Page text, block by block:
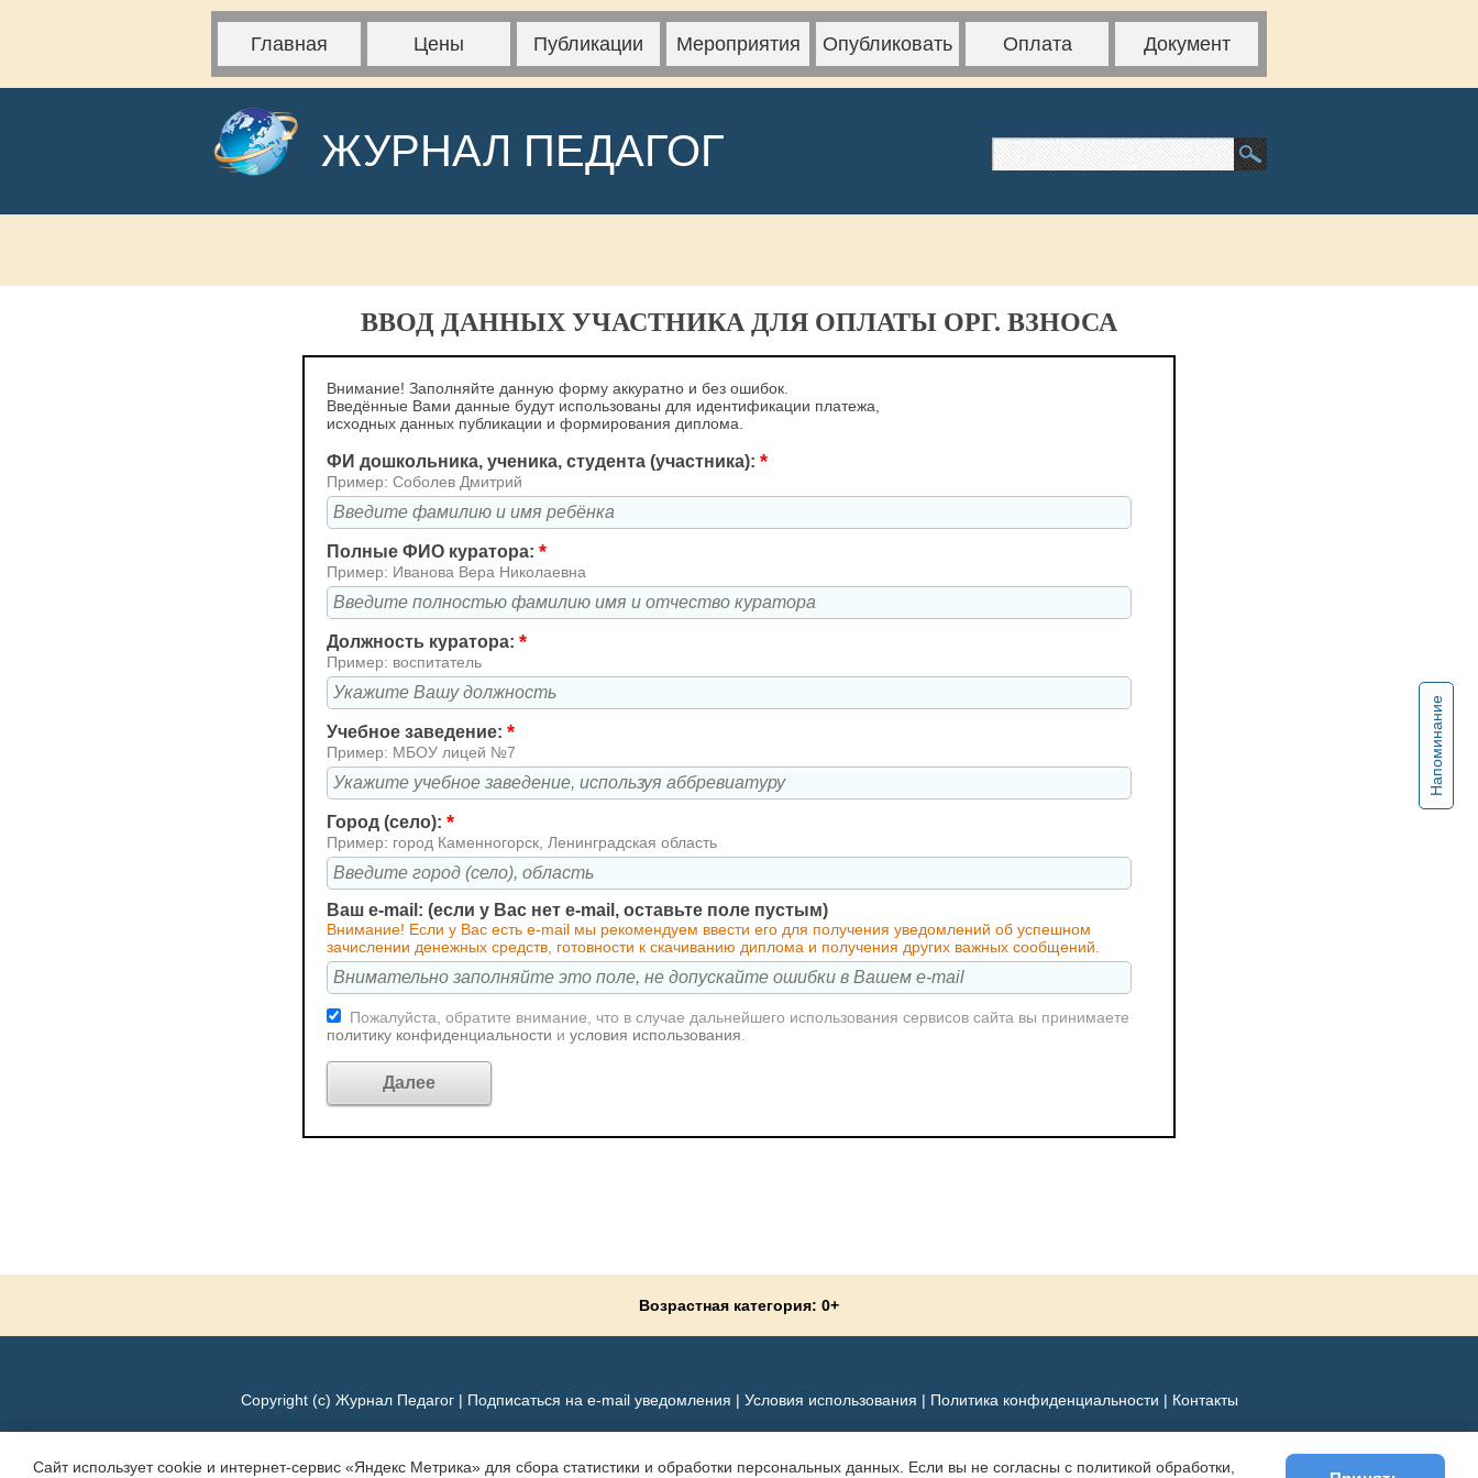
Главная Цены Публикации Мероприятия Опубликовать Оплата Документ
ЖУРНАЛ ПЕДАГОГ
Напоминание
ВВОД ДАННЫХ УЧАСТНИКА ДЛЯ ОПЛАТЫ ОРГ. ВЗНОСА
Внимание! Заполняйте данную форму аккуратно и без ошибок.
Введённые Вами данные будут использованы для идентификации платежа,
исходных данных публикации и формирования диплома.
ФИ дошкольника, ученика, студента (участника): *
Пример: Соболев Дмитрий
Полные ФИО куратора: *
Пример: Иванова Вера Николаевна
Должность куратора: *
Пример: воспитатель
Учебное заведение: *
Пример: МБОУ лицей №7
Город (село): *
Пример: город Каменногорск, Ленинградская область
Ваш e-mail: (если у Вас нет e-mail, оставьте поле пустым)
Внимание! Если у Вас есть e-mail мы рекомендуем ввести его для получения уведомлений об успешном
зачислении денежных средств, готовности к скачиванию диплома и получения других важных сообщений.
Пожалуйста, обратите внимание, что в случае дальнейшего использования сервисов сайта вы принимаете
политику конфиденциальности и условия использования
Возрастная категория: 0+
Copyright (c) Журнал Педагог | Подписаться на e-mail уведомления | Условия использования | Политика конфиденциальности | Контакты
Сайт использует cookie и интернет-сервис «Яндекс Метрика» для сбора статистики и обработки персональных данных. Если вы не согласны с политикой обработки,